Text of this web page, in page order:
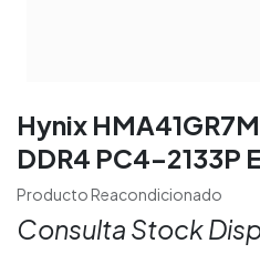
Hynix
DDR4 PC4-2133P
Producto Reacondicionado
Consulta Stock